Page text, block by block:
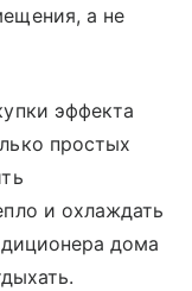
а не
эффекта
простых
и охлаждать
дома